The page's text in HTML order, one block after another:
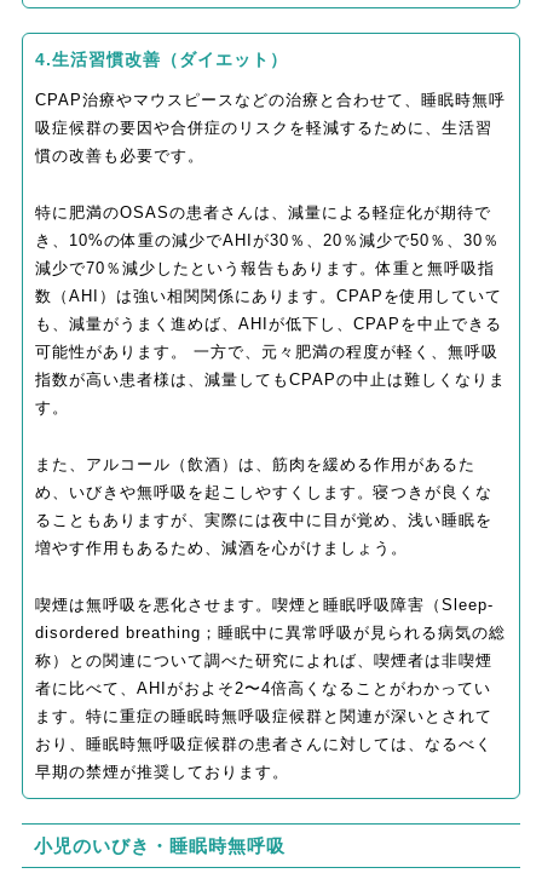
4.生活習慣改善（ダイエット）
CPAP治療やマウスピースなどの治療と合わせて、睡眠時無呼
吸症候群の要因や合併症のリスクを軽減するために、生活習
慣の改善も必要です。
特に肥満のOSASの患者さんは、減量による軽症化が期待で
き、10%の体重の減少でAHIが30％、20％減少で50％、30％
減少で70％減少したという報告もあります。体重と無呼吸指
数（AHI）は強い相関関係にあります。CPAPを使用していて
も、減量がうまく進めば、AHIが低下し、CPAPを中止できる
可能性があります。 一方で、元々肥満の程度が軽く、無呼吸
指数が高い患者様は、減量してもCPAPの中止は難しくなりま
す。
また、アルコール（飲酒）は、筋肉を緩める作用があるた
め、いびきや無呼吸を起こしやすくします。寝つきが良くな
ることもありますが、実際には夜中に目が覚め、浅い睡眠を
増やす作用もあるため、減酒を心がけましょう。
喫煙は無呼吸を悪化させます。喫煙と睡眠呼吸障害（Sleep-
disordered breathing；睡眠中に異常呼吸が見られる病気の総
称）との関連について調べた研究によれば、喫煙者は非喫煙
者に比べて、AHIがおよそ2〜4倍高くなることがわかってい
ます。特に重症の睡眠時無呼吸症候群と関連が深いとされて
おり、睡眠時無呼吸症候群の患者さんに対しては、なるべく
早期の禁煙が推奨しております。
小児のいびき・睡眠時無呼吸